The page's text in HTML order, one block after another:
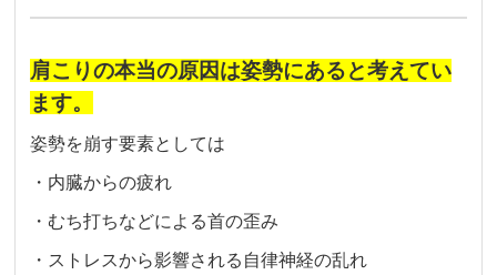
肩こりの本当の原因は姿勢にあると考えてい
ます。
姿勢を崩す要素としては
・内臓からの疲れ
・むち打ちなどによる首の歪み
・ストレスから影響される自律神経の乱れ